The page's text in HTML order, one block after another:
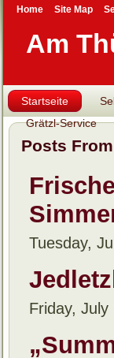
Am
Startseite
Grätzl-Service
Posts
Tuesday,
Friday,
Home Site Map